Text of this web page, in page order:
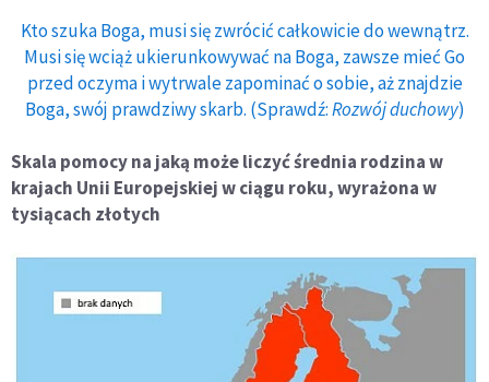
Kto szuka Boga, musi się zwrócić całkowicie do wewnątrz.
Musi się wciąż ukierunkowywać na Boga, zawsze mieć Go
przed oczyma i wytrwale zapominać o sobie, aż znajdzie
Boga, swój prawdziwy skarb. (Sprawdź:Rozwój duchowy)
Skala pomocy na jaką może liczyć średnia rodzina w
krajach Unii Europejskiej w ciągu roku, wyrażona w
tysiącach złotych